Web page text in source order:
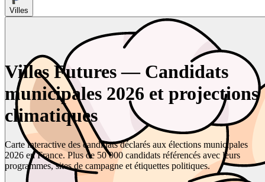
Villes
Villes Futures — Candidats
municipales 2026 et projections
climatiques
Carte interactive des candidats déclarés aux élections municipales
2026 en France. Plus de 50 000 candidats référencés avec leurs
programmes, sites de campagne et étiquettes politiques.